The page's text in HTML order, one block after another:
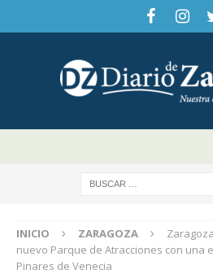
INICIO ZARAGOZA
nuevo Parque de Atracciones con una
Pinares de Venecia